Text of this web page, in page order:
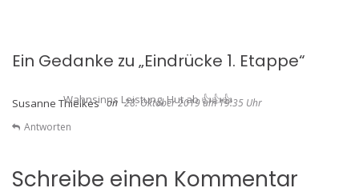
Ein Gedanke zu „Eindrücke 1. Etappe“
Susanne Thielkes 28. Oktober 2019 um 19:35 Uhr
Wahnsinns Leistung, Hut ab 👍👍👍
Antworten
Schreibe einen Kommentar